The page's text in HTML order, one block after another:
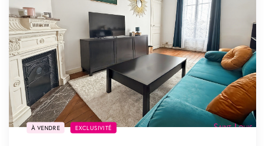
À VENDRE EXCLUSIVITÉ